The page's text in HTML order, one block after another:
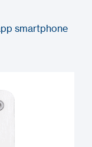
smartphone